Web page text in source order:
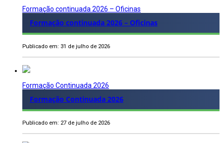
Formação continuada 2026 – Oficinas
Formação continuada 2026 – Oficinas
Publicado em: 31 de julho de 2026
Formação Continuada 2026
Formação Continuada 2026
Publicado em: 27 de julho de 2026